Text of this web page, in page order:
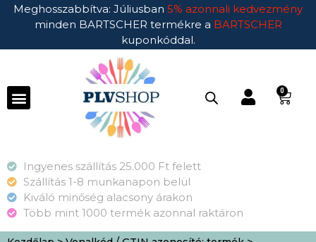
Meghosszabbítva: Júliusban 5% azonnali kedvezmény
minden BARTSCHER termékre a BARTSCHER
kuponkóddal.
0
Ingyenes szállítás 25.000 Ft felett
Szállítás 1-8 munkanapon belül
Kiváló minőség alacsony árakon
Több mint 1000 termék azonnal raktáron